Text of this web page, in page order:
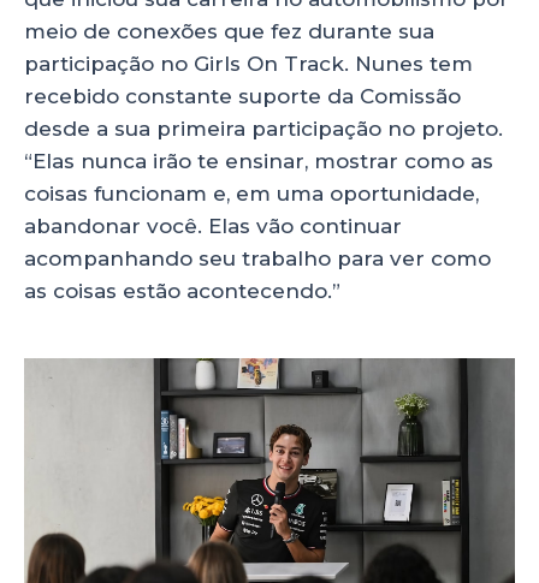
meio de conexões que fez durante sua
participação no Girls On Track. Nunes tem
recebido constante suporte da Comissão
desde a sua primeira participação no projeto.
“Elas nunca irão te ensinar, mostrar como as
coisas funcionam e, em uma oportunidade,
abandonar você. Elas vão continuar
acompanhando seu trabalho para ver como
as coisas estão acontecendo.”